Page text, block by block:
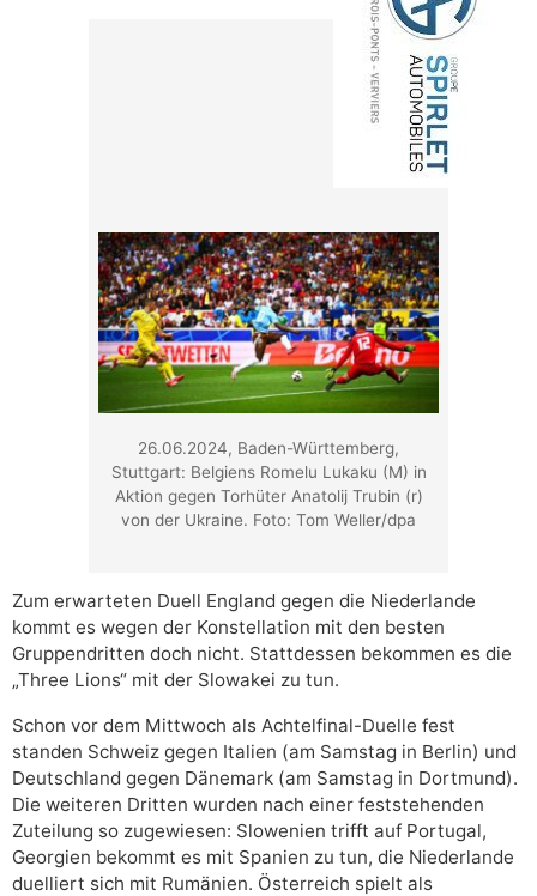
26.06.2024, Baden-Württemberg,
Stuttgart: Belgiens Romelu Lukaku (M) in
Aktion gegen Torhüter Anatolij Trubin (r)
von der Ukraine. Foto: Tom Weller/dpa
Zum erwarteten Duell England gegen die Niederlande
kommt es wegen der Konstellation mit den besten
Gruppendritten doch nicht. Stattdessen bekommen es die
„Three Lions“ mit der Slowakei zu tun.
Schon vor dem Mittwoch als Achtelfinal-Duelle fest
standen Schweiz gegen Italien (am Samstag in Berlin) und
Deutschland gegen Dänemark (am Samstag in Dortmund).
Die weiteren Dritten wurden nach einer feststehenden
Zuteilung so zugewiesen: Slowenien trifft auf Portugal,
Georgien bekommt es mit Spanien zu tun, die Niederlande
duelliert sich mit Rumänien. Österreich spielt als